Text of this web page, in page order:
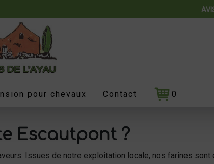
pour chevaux Contact 0
Escautpont ?
Issues de notre exploitation locale, nos farines sont